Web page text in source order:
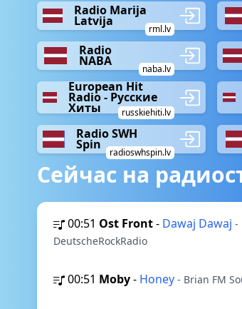
Radio Marija
Latvija
rml.lv
Radio
NABA
naba.lv
European Hit
Radio - Русские
Хиты russkiehiti.lv
Radio SWH
Spin
radioswhspin.lv
Сейчас на
00:51 Ost Front- Dawaj Dawaj -
DeutscheRockRadio
00:51 Moby- Honey - Brian FM